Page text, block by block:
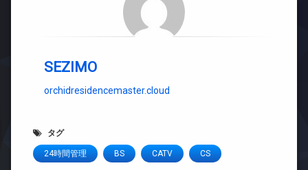
SEZIMO
orchidresidencemaster.cloud
タグ
24時間管理 BS CATV CS